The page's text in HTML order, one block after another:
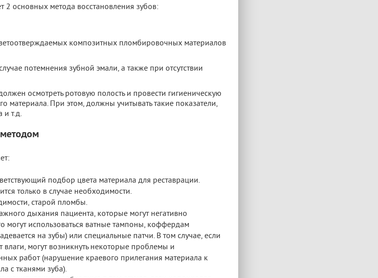
2 основных метода восстановления зубов:
композитных пломбировочных материалов
потемнения зубной эмали, а также при отсутствии
осмотреть ротовую полость и провести гигиеническую
материала. При этом, должны учитывать такие показатели,
и т.д.
подбор цвета материала для реставрации.
только в случае необходимости.
старой пломбы.
дыхания пациента, которые могут негативно
могут использоваться ватные тампоны, коффердам
на зубы) или специальные патчи. В том случае, если
могут возникнуть некоторые проблемы и
работ (нарушение краевого прилегания материала к
с тканями зуба).